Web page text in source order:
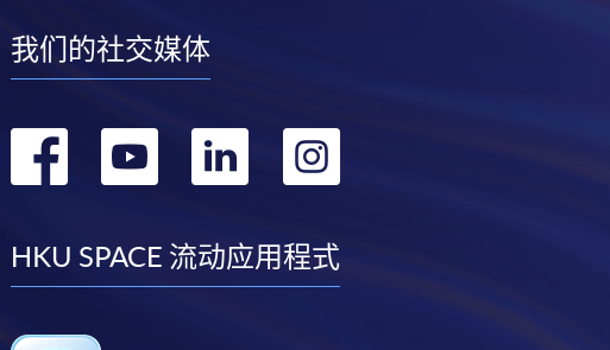
我们的社交媒体
转
facebook
转
youtube
转
linkedin
转
instagram
HKU SPACE 流动应用程式